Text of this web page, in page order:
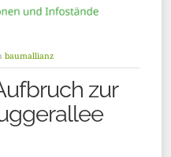
baumallianz
zur